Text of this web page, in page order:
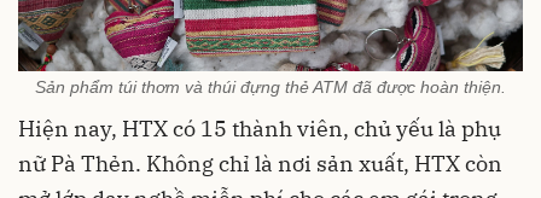
Sản phẩm túi thơm và thúi đựng thẻ ATM đã được hoàn thiện.
Hiện nay, HTX có 15 thành viên, chủ yếu là phụ
nữ Pà Thẻn. Không chỉ là nơi sản xuất, HTX còn